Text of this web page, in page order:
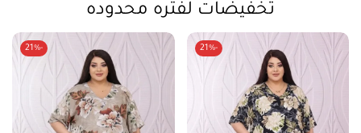
تخفيضات لفتره محدوده
-21%
-21%